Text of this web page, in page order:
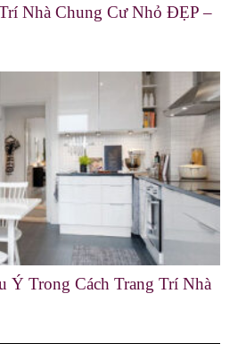
Nhà Chung Cư Nhỏ ĐẸP –
Ý Trong Cách Trang Trí Nhà